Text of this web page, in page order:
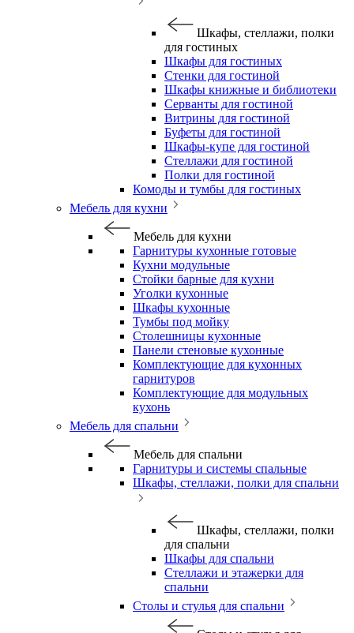
Шкафы, стеллажи, полки
для гостиных
Шкафы для гостиных
Стенки для гостиной
Шкафы книжные и библиотеки
Серванты для гостиной
Витрины для гостиной
Буфеты для гостиной
Шкафы-купе для гостиной
Стеллажи для гостиной
Полки для гостиной
Комоды и тумбы для гостиных
Мебель для кухни
Мебель для кухни
Гарнитуры кухонные готовые
Кухни модульные
Стойки барные для кухни
Уголки кухонные
Шкафы кухонные
Тумбы под мойку
Столешницы кухонные
Панели стеновые кухонные
Комплектующие для кухонных
гарнитуров
Комплектующие для модульных
кухонь
Мебель для спальни
Мебель для спальни
Гарнитуры и системы спальные
Шкафы, стеллажи, полки для спальни
Шкафы, стеллажи, полки
для спальни
Шкафы для спальни
Стеллажи и этажерки для
спальни
Столы и стулья для спальни